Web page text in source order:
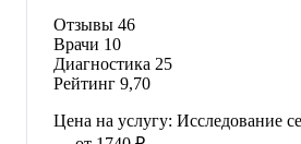
Отзывы 46
Врачи 10
Диагностика 25
Рейтинг 9,70
Цена на услугу: Исследование